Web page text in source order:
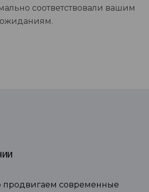
соответствовали вашим
ожиданиям.
продвигаем современные